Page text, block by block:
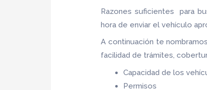
Razones suficientes para
hora de enviar el vehículo
A continuación te
facilidad de trámites,
Capacidad de los
Permisos